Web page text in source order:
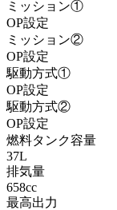
ミッション①
OP設定
ミッション②
OP設定
駆動方式①
OP設定
駆動方式②
OP設定
燃料タンク容量
37L
排気量
658cc
最高出力